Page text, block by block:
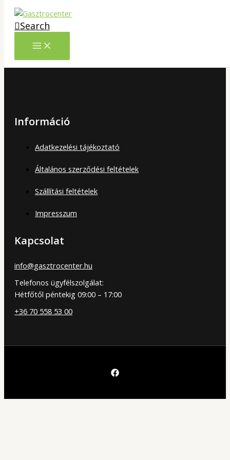
Skip to content
Search
Információ
Adatkezelési tájékoztató
Általános szerződési feltételek
Szállítási feltételek
Impresszum
Kapcsolat
info@gasztrocenter.hu
Telefonos ügyfélszolgálat:
Hétfőtől péntekig 09:00 – 17:00
+36 70 558 53 00